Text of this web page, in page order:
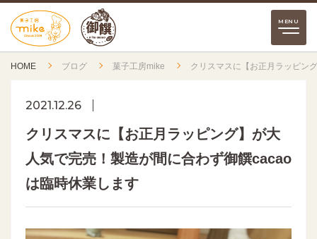
HOME ブログ 菓子工房mike クリスマスに【お正月ラッピン
2021.12.26
クリスマスに【お正月ラッピング】が大
人気で完売！製造が間に合わず御饌cacao
は臨時休業します